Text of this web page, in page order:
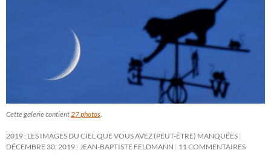
Cette galerie contient27 photos.
2019 : LES IMAGES DU CIEL QUE VOUS AVEZ (PEUT-ÊTRE) MANQUÉES
DÉCEMBRE 30, 2019 JEAN-BAPTISTE FELDMANN 11 COMMENTAIRES